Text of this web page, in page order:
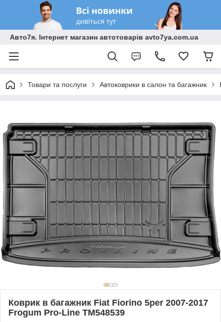
Авто7я. Інтернет магазин автотоварів avto7ya.com.ua
Товари та послуги Автоковрики в салон та багажник
Коврик в багажник Fiat Fiorino 5per 2007-2017
Frogum Pro-Line TM548539